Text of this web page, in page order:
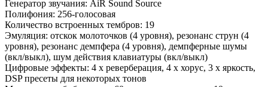
Генератор звучания: AiR Sound Source
Полифония: 256-голосовая
Количество встроенных тембров: 19
Эмуляция: отскок молоточков (4 уровня), резонанс струн (4
уровня), резонанс демпфера (4 уровня), демпферные шумы
(вкл/выкл), шум действия клавиатуры (вкл/выкл)
Цифровые эффекты: 4 х реверберация, 4 х хорус, 3 х яркость,
DSP пресеты для некоторых тонов